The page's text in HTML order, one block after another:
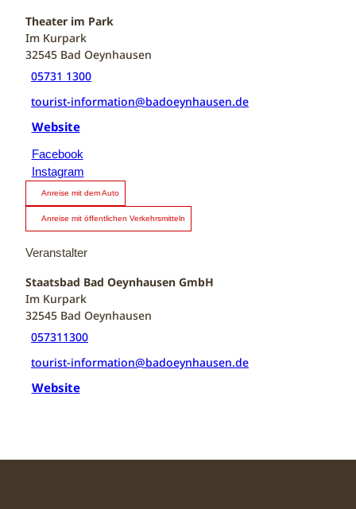
Theater im Park
Im Kurpark
32545 Bad Oeynhausen
05731 1300
tourist-information@badoeynhausen.de
Website
Facebook
Instagram
Anreise mit dem Auto
Anreise mit öffentlichen Verkehrsmitteln
Veranstalter
Staatsbad Bad Oeynhausen GmbH
Im Kurpark
32545 Bad Oeynhausen
057311300
tourist-information@badoeynhausen.de
Website